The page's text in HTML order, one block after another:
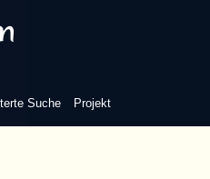
Suche Projekt